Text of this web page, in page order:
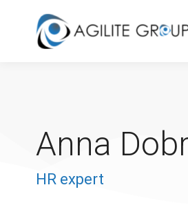
Anna
HR expert